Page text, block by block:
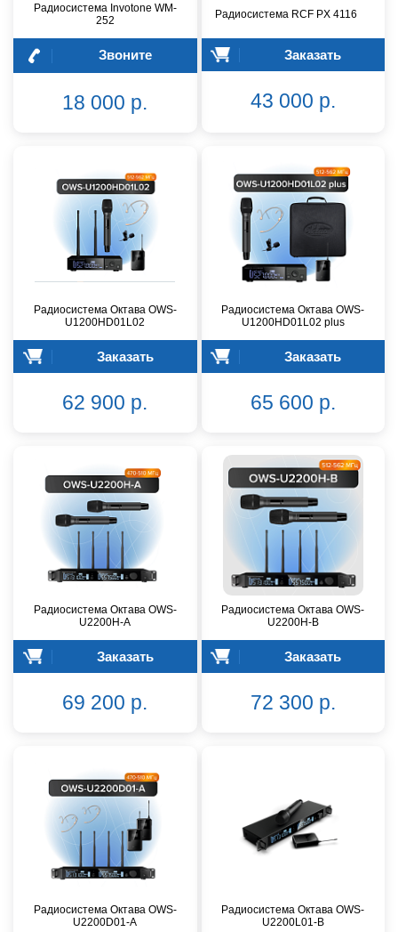
Радиосистема Invotone WM-
252
Звоните
18 000 р.
Радиосистема RCF PX 4116
Заказать
43 000 р.
Радиосистема Октава OWS-
U1200HD01L02
Заказать
62 900 р.
Радиосистема Октава OWS-
U1200HD01L02 plus
Заказать
65 600 р.
Радиосистема Октава OWS-
U2200H-A
Заказать
69 200 р.
Радиосистема Октава OWS-
U2200H-B
Заказать
72 300 р.
Радиосистема Октава OWS-
U2200D01-A
Радиосистема Октава OWS-
U2200L01-B